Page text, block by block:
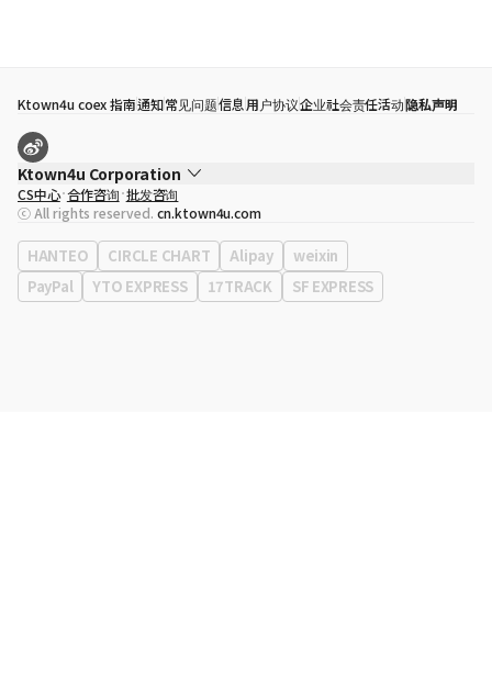
Ktown4u coex 指南通知常见问题信息 用户协议企业社会责任活动隐私声明
Ktown4u Corporation
代表
宋効珉
营业执照 120-87-71116
公司地址 首尔特别市 江南区 岭东大路 513号 3楼 （三成洞， coex)
CS中心 合作咨询 批发咨询
ⓒ All rights reserved. cn.ktown4u.com
HANTEO CIRCLE CHART Alipay
weixin
PayPal
YTO EXPRESS 17TRACK SF EXPRESS